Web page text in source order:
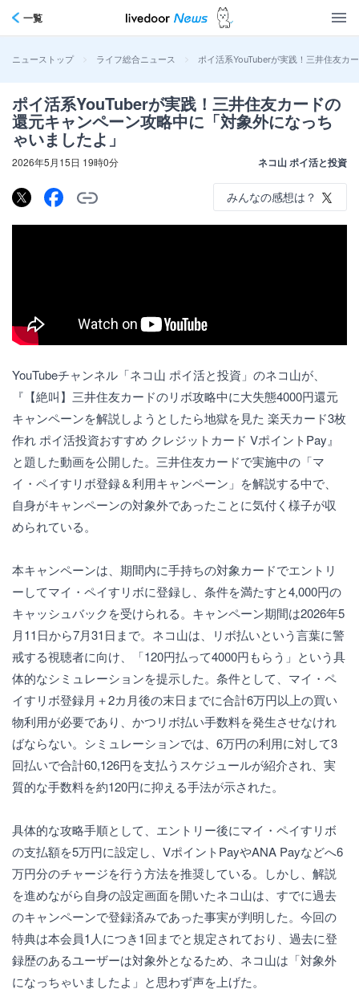
一覧
ニューストップ > ライフ総合ニュース > ポイ活系YouTuberが実践！三井住友カ
ポイ活系YouTuberが実践！三井住友カードの
還元キャンペーン攻略中に「対象外になっち
ゃいましたよ」
2026年5月15日 19時0分 ネコ山 ポイ活と投資
みんなの感想は？
YouTubeチャンネル「ネコ山 ポイ活と投資」のネコ山が、
『【絶叫】三井住友カードのリボ攻略中に大失態4000円還元
キャンペーンを解説しようとしたら地獄を見た 楽天カード3枚
作れ ポイ活投資おすすめ クレジットカード VポイントPay』
と題した動画を公開した。三井住友カードで実施中の「マ
イ・ペイすリボ登録＆利用キャンペーン」を解説する中で、
自身がキャンペーンの対象外であったことに気付く様子が収
められている。
本キャンペーンは、期間内に手持ちの対象カードでエントリ
ーしてマイ・ペイすリボに登録し、条件を満たすと4,000円の
キャッシュバックを受けられる。キャンペーン期間は2026年5
月11日から7月31日まで。ネコ山は、リボ払いという言葉に警
戒する視聴者に向け、「120円払って4000円もらう」という具
体的なシミュレーションを提示した。条件として、マイ・ペ
イすリボ登録月＋2カ月後の末日までに合計6万円以上の買い
物利用が必要であり、かつリボ払い手数料を発生させなけれ
ばならない。シミュレーションでは、6万円の利用に対して3
回払いで合計60,126円を支払うスケジュールが紹介され、実
質的な手数料を約120円に抑える手法が示された。
具体的な攻略手順として、エントリー後にマイ・ペイすリボ
の支払額を5万円に設定し、VポイントPayやANA Payなどへ6
万円分のチャージを行う方法を推奨している。しかし、解説
を進めながら自身の設定画面を開いたネコ山は、すでに過去
のキャンペーンで登録済みであった事実が判明した。今回の
特典は本会員1人につき1回までと規定されており、過去に登
録歴のあるユーザーは対象外となるため、ネコ山は「対象外
になっちゃいましたよ」と思わず声を上げた。